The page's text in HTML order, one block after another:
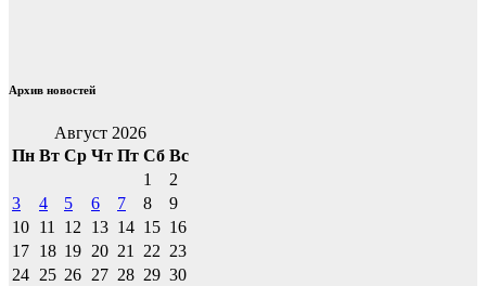
Архив новостей
Август 2026
Пн Вт Ср Чт Пт Сб Вс
1
2
3
4 5 6 7 8
9
10 11 12 13 14 15 16
17 18 19 20 21 22 23
24 25 26 27 28 29 30